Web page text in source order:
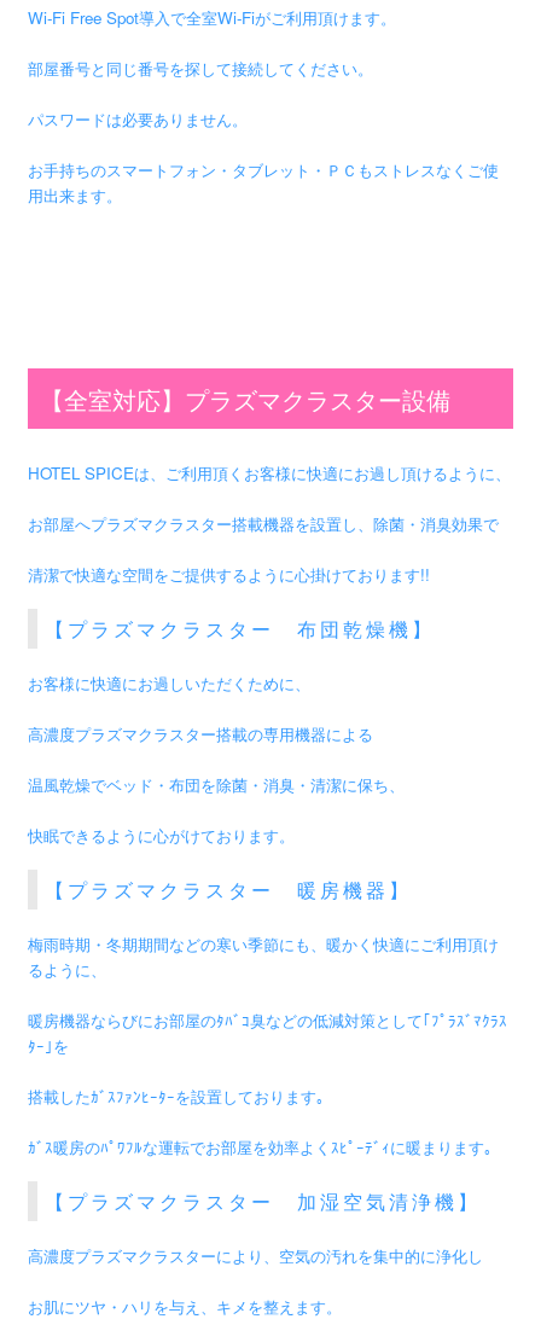
Wi-Fi Free Spot導入で全室Wi-Fiがご利用頂けます。
部屋番号と同じ番号を探して接続してください。
パスワードは必要ありません。
お手持ちのスマートフォン・タブレット・ＰＣもストレスなくご使
用出来ます。
【全室対応】プラズマクラスター設備
HOTEL SPICEは、ご利用頂くお客様に快適にお過し頂けるように、
お部屋へプラズマクラスター搭載機器を設置し、除菌・消臭効果で
清潔で快適な空間をご提供するように心掛けております!!
【プラズマクラスター 布団乾燥機】
お客様に快適にお過しいただくために、
高濃度プラズマクラスター搭載の専用機器による
温風乾燥でベッド・布団を除菌・消臭・清潔に保ち、
快眠できるように心がけております。
【プラズマクラスター 暖房機器】
梅雨時期・冬期期間などの寒い季節にも、暖かく快適にご利用頂け
るように、
暖房機器ならびにお部屋のﾀﾊﾞｺ臭などの低減対策として｢ﾌﾟﾗｽﾞﾏｸﾗｽ
ﾀｰ｣を
搭載したｶﾞｽﾌｧﾝﾋｰﾀｰを設置しております｡
ｶﾞｽ暖房のﾊﾟﾜﾌﾙな運転でお部屋を効率よくｽﾋﾟｰﾃﾞｨに暖まります｡
【プラズマクラスター 加湿空気清浄機】
高濃度プラズマクラスターにより、空気の汚れを集中的に浄化し
お肌にツヤ・ハリを与え、キメを整えます。